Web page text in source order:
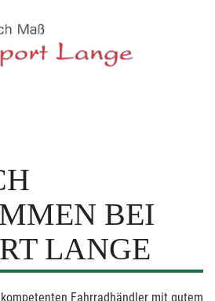
BEI
LANGE
Fahrradhändler mit gutem